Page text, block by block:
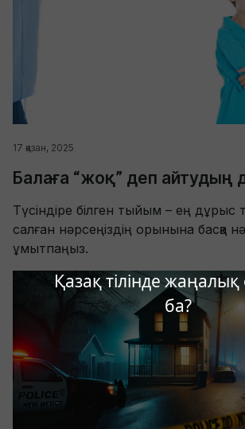
Қазақ тілінде
ба?
17 қазан, 2025
Балаға “жоқ” деп
Түсіндіре білген тыйым – ең
салған нәрсеңіздің орынына басқа
ұмытпаңыз.